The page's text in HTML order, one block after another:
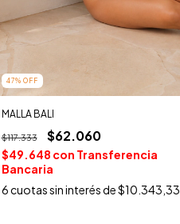
47% OFF
MALLA BALI
$117.333 $62.060
$49.648 con Transferencia
Bancaria
6cuotas sin interés de$10.343,33